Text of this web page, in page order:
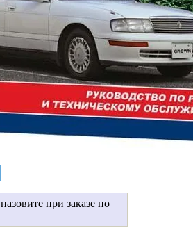
назовите при заказе по